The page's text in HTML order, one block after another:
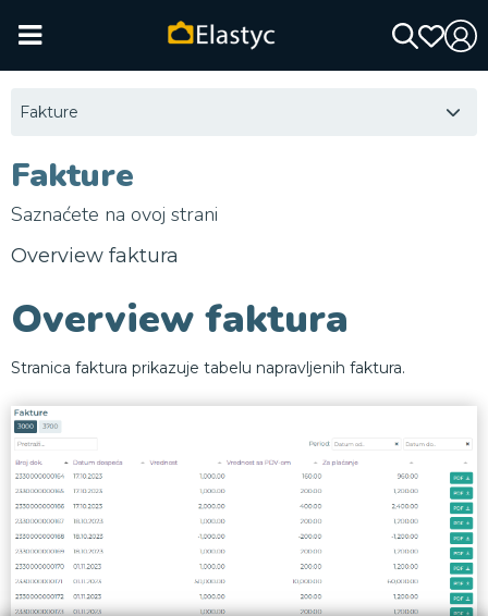
Fakture
Fakture
Saznaćete na ovoj strani
Overview faktura
Overview faktura
Stranica faktura prikazuje tabelu napravljenih faktura.